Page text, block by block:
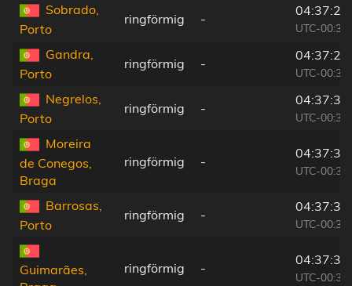
Sobrado,
Porto
ringförmig -
04:37:28
UTC-00:36
Gandra,
Porto
ringförmig -
04:37:27
UTC-00:36
Negrelos,
Porto
ringförmig -
04:37:36
UTC-00:36
Moreira
de Conegos,
Braga
ringförmig -
04:37:36
UTC-00:36
Barrosas,
Porto
ringförmig -
04:37:33
UTC-00:36
Guimarães,
ringförmig -
04:37:39
UTC-00:36